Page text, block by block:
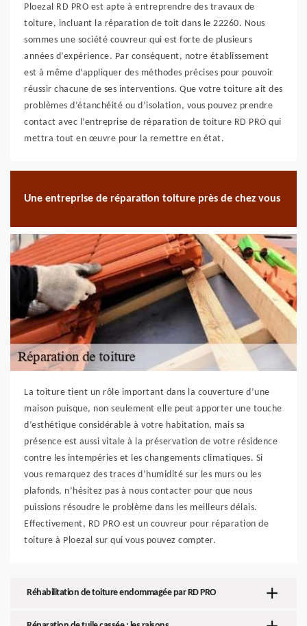
Ploezal RD PRO est apte à entreprendre des travaux de
toiture, incluant la réparation de toit dans le 22260. Nous
sommes une société couvreur qui est forte de plusieurs
années d’expérience. Par conséquent, notre établissement
est à même d’appliquer des méthodes précises pour pouvoir
réussir chacune de ses interventions. Que votre toiture ait des
problèmes d’étanchéité ou d’isolation, vous pouvez prendre
contact avec l’entreprise de réparation de toiture RD PRO qui
mettra tout en œuvre pour la remettre en état.
Une entreprise de réparation toiture près de chez vous
La toiture tient un rôle important dans la couverture d’une
maison puisque, non seulement elle peut apporter une touche
d’esthétique considérable à votre habitation, mais sa
présence est aussi vitale à la préservation de votre résidence
contre les intempéries et les changements climatiques. Si
vous remarquez des traces d’humidité sur les murs ou les
plafonds, n’hésitez pas à nous contacter pour que nous
puissions résoudre le problème dans les meilleurs délais.
Effectivement, RD PRO est un couvreur pour réparation de
toiture à Ploezal sur qui vous pouvez compter.
Réhabilitation de toiture endommagée par RD PRO